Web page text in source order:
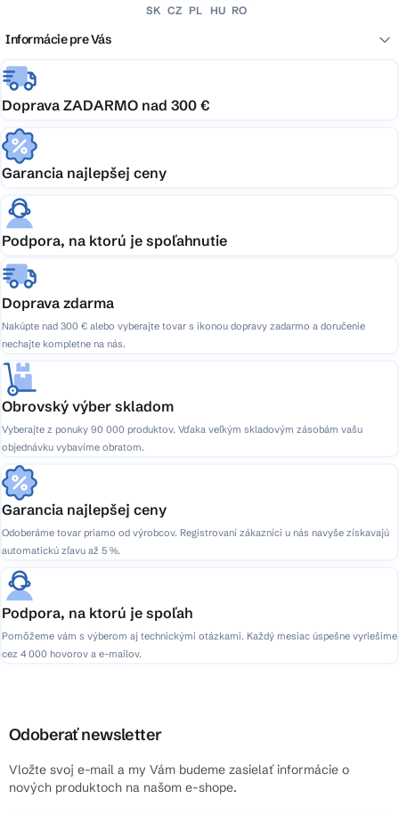
SK CZ PL HU RO
Informácie pre Vás
Doprava ZADARMO nad 300 €
Garancia najlepšej ceny
Podpora, na ktorú je spoľahnutie
Doprava zdarma
Nakúpte nad 300 € alebo vyberajte tovar s ikonou dopravy zadarmo a doručenie
nechajte kompletne na nás.
Obrovský výber skladom
Vyberajte z ponuky 90 000 produktov. Vďaka veľkým skladovým zásobám vašu
objednávku vybavíme obratom.
Garancia najlepšej ceny
Odoberáme tovar priamo od výrobcov. Registrovaní zákazníci u nás navyše získavajú
automatickú zľavu až 5 %.
Podpora, na ktorú je spoľah
Pomôžeme vám s výberom aj technickými otázkami. Každý mesiac úspešne vyriešime
cez 4 000 hovorov a e-mailov.
Odoberať newsletter
Vložte svoj e-mail a my Vám budeme zasielať informácie o
nových produktoch na našom e-shope.